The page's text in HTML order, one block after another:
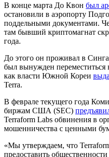
В конце марта До Квон был
остановили в аэропорту
поддельными документами.
там бывший криптомагнат
года.
До этого он проживал в
был вынужден переместиться
как власти Южной Кореи
Terra.
В феврале текущего года
биржам США (SEC)
Terraform Labs обвинения в
мошенничества с ценными
«Мы утверждаем, что
предоставить